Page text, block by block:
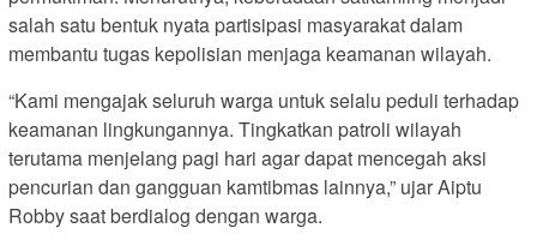
salah satu bentuk nyata partisipasi masyarakat dalam
membantu tugas kepolisian menjaga keamanan wilayah.
“Kami mengajak seluruh warga untuk selalu peduli terhadap
keamanan lingkungannya. Tingkatkan patroli wilayah
terutama menjelang pagi hari agar dapat mencegah aksi
pencurian dan gangguan kamtibmas lainnya,” ujar Aiptu
Robby saat berdialog dengan warga.